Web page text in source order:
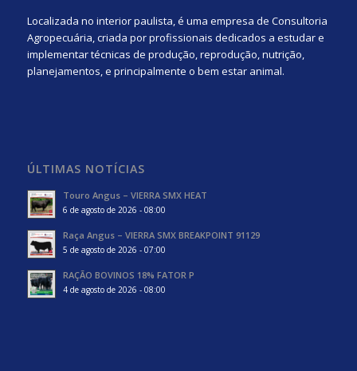
Localizada no interior paulista, é uma empresa de Consultoria
Agropecuária, criada por profissionais dedicados a estudar e
implementar técnicas de produção, reprodução, nutrição,
planejamentos, e principalmente o bem estar animal.
ÚLTIMAS NOTÍCIAS
Touro Angus – VIERRA SMX HEAT
6 de agosto de 2026 - 08:00
Raça Angus – VIERRA SMX BREAKPOINT 91129
5 de agosto de 2026 - 07:00
RAÇÃO BOVINOS 18% FATOR P
4 de agosto de 2026 - 08:00